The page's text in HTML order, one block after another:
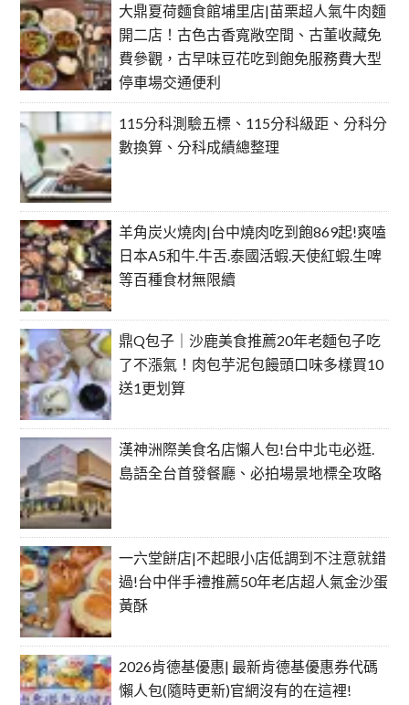
大鼎夏荷麵食館埔里店|苗栗超人氣牛肉麵
開二店！古色古香寬敞空間、古董收藏免
費參觀，古早味豆花吃到飽免服務費大型
停車場交通便利
115分科測驗五標、115分科級距、分科分
數換算、分科成績總整理
羊角炭火燒肉|台中燒肉吃到飽869起!爽嗑
日本A5和牛.牛舌.泰國活蝦.天使紅蝦.生啤
等百種食材無限續
鼎Q包子｜沙鹿美食推薦20年老麵包子吃
了不漲氣！肉包芋泥包饅頭口味多樣買10
送1更划算
漢神洲際美食名店懶人包!台中北屯必逛.
島語全台首發餐廳、必拍場景地標全攻略
一六堂餅店|不起眼小店低調到不注意就錯
過!台中伴手禮推薦50年老店超人氣金沙蛋
黃酥
2026肯德基優惠| 最新肯德基優惠券代碼
懶人包(隨時更新)官網沒有的在這裡!